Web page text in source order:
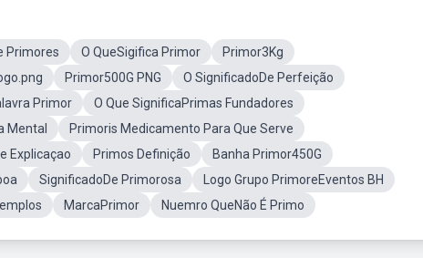
Primores O QueSigifica Primor
Primor3Kg
Primor500G PNG
O SignificadoDe Perfeição
Primor
O Que SignificaPrimas Fundadores
Mental
Primoris Medicamento Para Que Serve
Explicaçao Primos Definição
Banha Primor450G
SignificadoDe Primorosa
Logo Grupo PrimoreEventos BH
MarcaPrimor Nuemro QueNão É Primo